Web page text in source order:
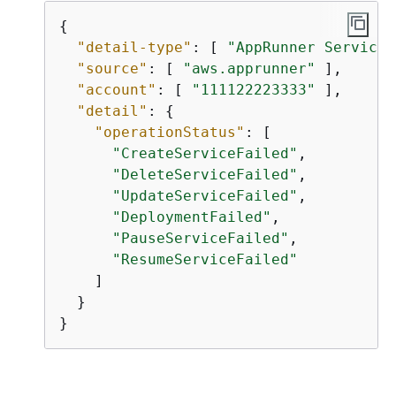
{
"detail-type" : [
"AppRunner
"source" : [ "aws.apprunner"
],
"account" : [ "111122223333"
],
"detail" : {
"operationStatus" : [
"CreateServiceFailed" ,
"DeleteServiceFailed" ,
"UpdateServiceFailed" ,
"DeploymentFailed" ,
"PauseServiceFailed" ,
"ResumeServiceFailed"
    ]
  }
}